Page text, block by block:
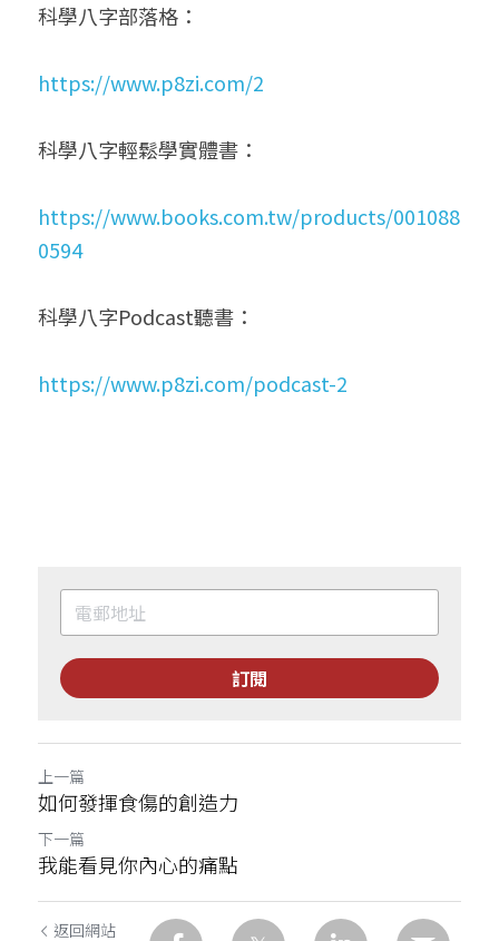
科學八字部落格：
https://www.p8zi.com/2
科學八字輕鬆學實體書：
https://www.books.com.tw/products/001088
0594
科學八字Podcast聽書：
https://www.p8zi.com/podcast-2
訂閱
上一篇
如何發揮食傷的創造力
下一篇
我能看見你內心的痛點
返回網站